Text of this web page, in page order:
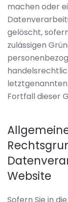
machen oder
gelöscht,
zulässigen
Fortfall dieser
Website